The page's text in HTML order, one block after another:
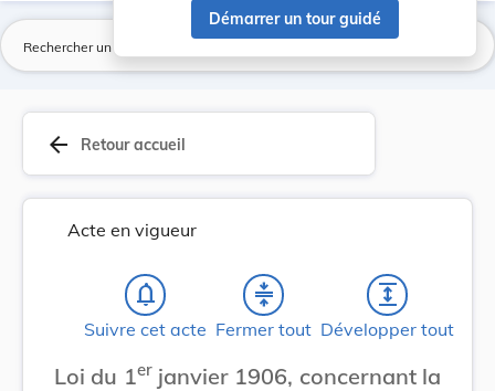
Démarrer un tour guidé
arrow_back Retour accueil
Acte en vigueur
notifications_none
Suivre cet acte
compress
Fermer tout
expand
Développer tout
Loi du 1erjanvier 1906, concernant la